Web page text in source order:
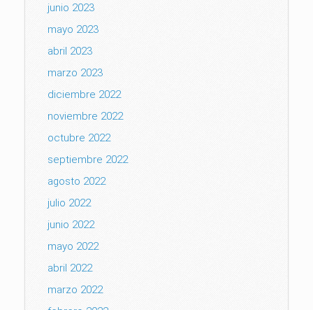
junio 2023
mayo 2023
abril 2023
marzo 2023
diciembre 2022
noviembre 2022
octubre 2022
septiembre 2022
agosto 2022
julio 2022
junio 2022
mayo 2022
abril 2022
marzo 2022